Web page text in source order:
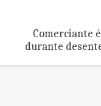
Comerciante
durante